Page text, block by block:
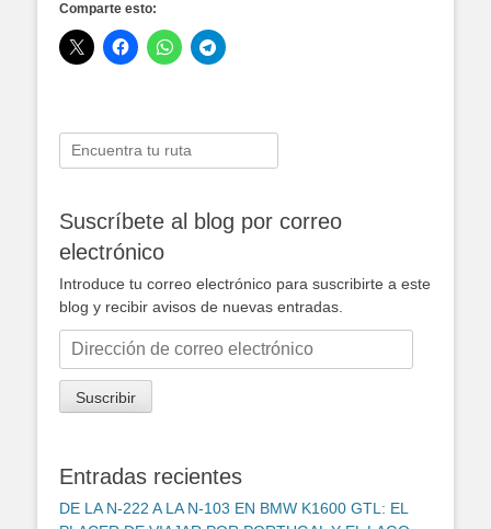
Comparte esto:
Buscar:
Suscríbete al blog por correo
electrónico
Introduce tu correo electrónico para suscribirte a este
blog y recibir avisos de nuevas entradas.
Dirección
correo
electrónico
Suscribir
Entradas recientes
DE LA N-222 A LA N-103 EN BMW K1600 GTL: EL